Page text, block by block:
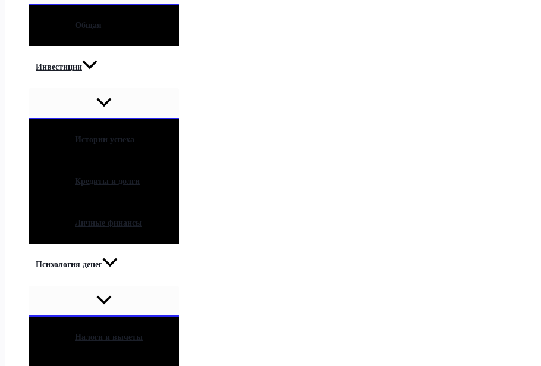
Общая
Инвестиции
Истории успеха
Кредиты и долги
Личные финансы
Психология денег
Налоги и вычеты